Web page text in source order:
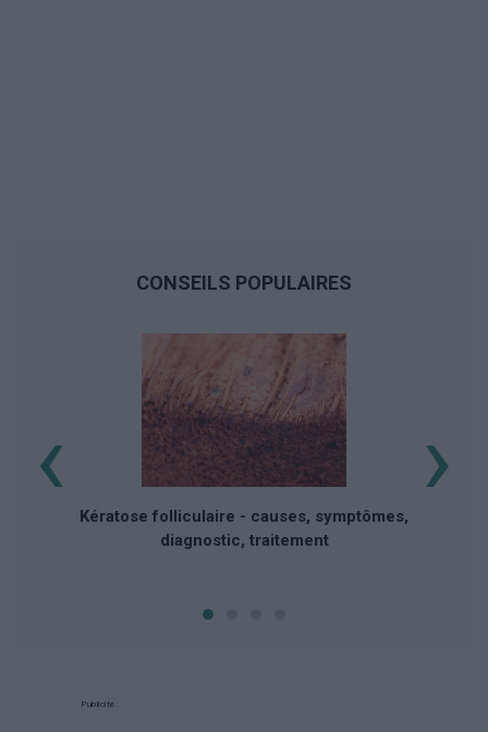
CONSEILS POPULAIRES
Kératose folliculaire - causes, symptômes,
diagnostic, traitement
‹ ›
Publicité: